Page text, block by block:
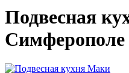
Подвесная
Симферополе